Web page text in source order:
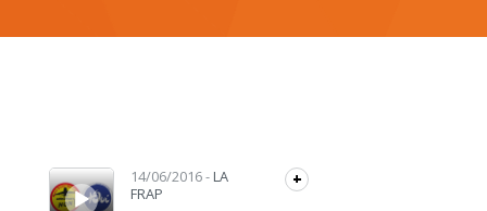
Lecteur audio 14/06/2016- LA
FRAP
+